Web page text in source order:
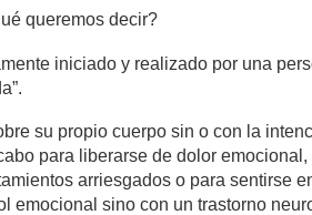
queremos decir?
iniciado y realizado por una
su propio cuerpo sin o con la
para liberarse de dolor
arriesgados o para sentirse
emocional sino con un trastorno